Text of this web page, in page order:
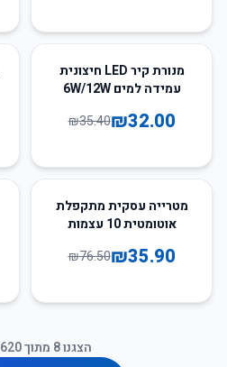
10
מנורת קיר LED חיצונית
עמידה למים 6W/12W
₪32.00
₪35.40
53
מטרייה עסקית מתקפלת
אוטומטית 10 עצמות
₪35.90
₪76.50
הצגנו8 מתוך620